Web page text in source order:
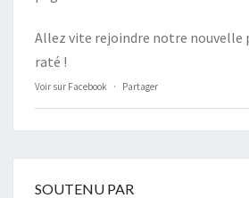
Allez vite rejoindre notre nouvelle
raté !
Voir sur Facebook · Partager
SOUTENU PAR